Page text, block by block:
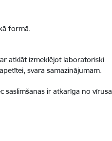
formā.
atklāt izmeklējot laboratoriski
svara samazinājumam.
saslimšanas ir atkarīga no vīrusa